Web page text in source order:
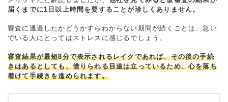
届くまでに1日以上時間を要することが珍しくありません。
審査に通過したかどうかすらわからない期間が続くことは、急い
でいる人にとってはストレスに感じるでしょう。
審査結果が最短8分で表示されるレイクであれば、その後の手続
きはあるとしても、借りられる目途は立っているため、心を落ち
着けて手続きを進められます。